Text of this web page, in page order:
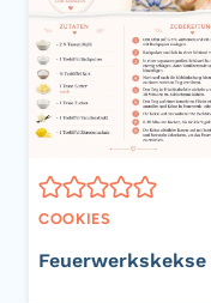
COOKIES
Feuerwerkskekse